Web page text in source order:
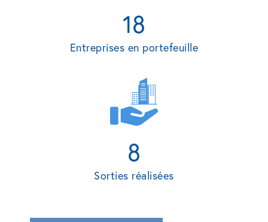
18
Entreprises en portefeuille
8
Sorties réalisées